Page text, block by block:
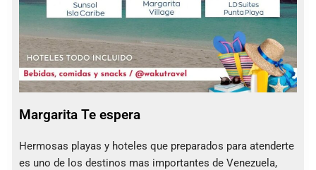
Margarita Te espera
Hermosas playas y hoteles que preparados para atenderte
es uno de los destinos mas importantes de Venezuela,